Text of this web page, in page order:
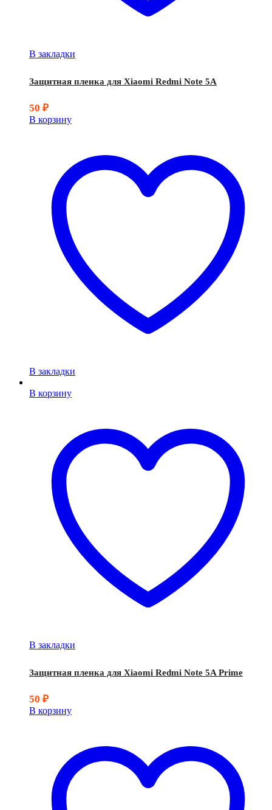
В закладки
Защитная пленка для Xiaomi Redmi Note 5A
50 ₽
В корзину
В закладки
В корзину
В закладки
Защитная пленка для Xiaomi Redmi Note 5A Prime
50 ₽
В корзину